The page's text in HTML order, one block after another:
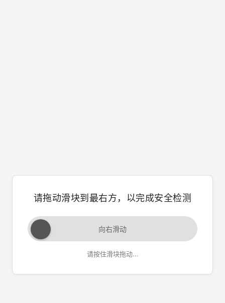
请拖动滑块到最右方，以完成安全检测
向右滑动
请按住滑块拖动...